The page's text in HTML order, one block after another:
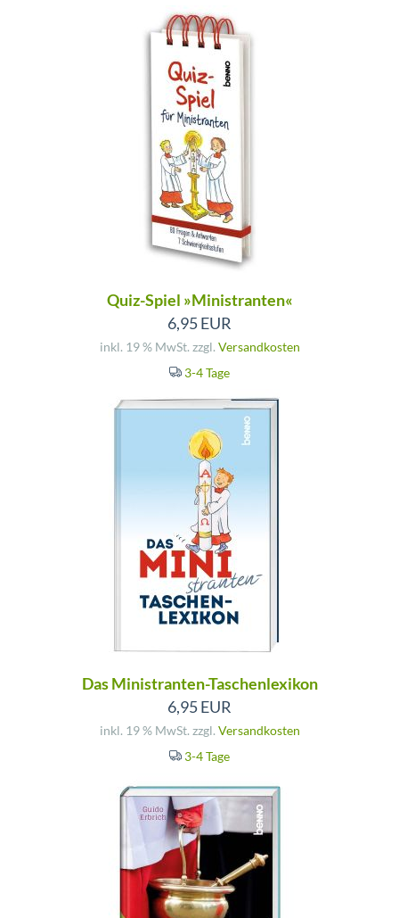
Quiz-Spiel »Ministranten«
6,95 EUR
inkl. 19 % MwSt. zzgl. Versandkosten
3-4 Tage
Das Ministranten-Taschenlexikon
6,95 EUR
inkl. 19 % MwSt. zzgl. Versandkosten
3-4 Tage